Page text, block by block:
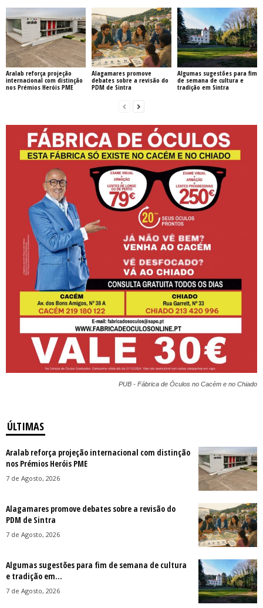
Aralab reforça projeção
internacional com distinção
nos Prémios Heróis PME
Alagamares promove
debates sobre a revisão do
PDM de Sintra
Algumas sugestões para fim
de semana de cultura e
tradição em Sintra
PUB - Fábrica de Óculos no Cacém e no Chiado
ÚLTIMAS
Aralab reforça projeção internacional com distinção
nos Prémios Heróis PME
7 de Agosto, 2026
Alagamares promove debates sobre a revisão do
PDM de Sintra
7 de Agosto, 2026
Algumas sugestões para fim de semana de cultura
e tradição em...
7 de Agosto, 2026